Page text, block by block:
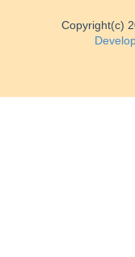
Copyright(c)